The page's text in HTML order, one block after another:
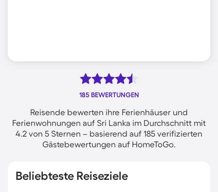
185 BEWERTUNGEN
Reisende bewerten ihre Ferienhäuser und
Ferienwohnungen auf Sri Lanka im Durchschnitt mit
4.2 von 5 Sternen – basierend auf 185 verifizierten
Gästebewertungen auf HomeToGo.
Beliebteste Reiseziele